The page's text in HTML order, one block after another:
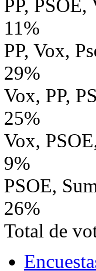
PP,
11%
PP, Vox,
29%
Vox, PP,
25%
Vox,
9%
PSOE,
26%
Total de